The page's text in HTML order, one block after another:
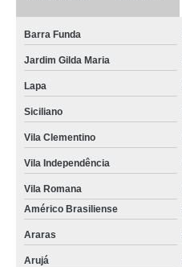
Barra Funda
Jardim Gilda Maria
Lapa
Siciliano
Vila Clementino
Vila Independência
Vila Romana
Américo Brasiliense
Araras
Arujá